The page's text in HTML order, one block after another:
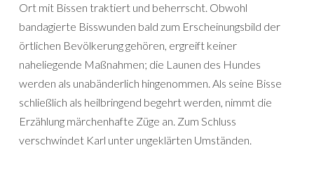
Ort mit Bissen traktiert und beherrscht. Obwohl
bandagierte Bisswunden bald zum Erscheinungsbild der
örtlichen Bevölkerung gehören, ergreift keiner
naheliegende Maßnahmen; die Launen des Hundes
werden als unabänderlich hingenommen. Als seine Bisse
schließlich als heilbringend begehrt werden, nimmt die
Erzählung märchenhafte Züge an. Zum Schluss
verschwindet Karl unter ungeklärten Umständen.